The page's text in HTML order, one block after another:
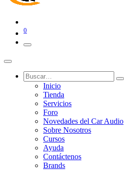
0
Inicio
Tienda
Servicios
Foro
Novedades del Car Audio
Sobre Nosotros
Cursos
Ayuda
Contáctenos
Brands